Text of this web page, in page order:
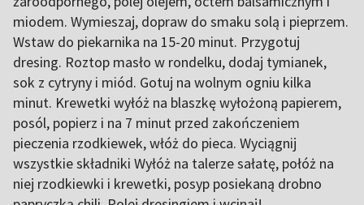
miodem. Wymieszaj, dopraw do smaku solą i pieprzem.
Wstaw do piekarnika na 15-20 minut. Przygotuj
dresing. Roztop masło w rondelku, dodaj tymianek,
sok z cytryny i miód. Gotuj na wolnym ogniu kilka
minut. Krewetki wyłóż na blaszkę wyłożoną papierem,
posól, popierz i na 7 minut przed zakończeniem
pieczenia rzodkiewek, włóż do pieca. Wyciągnij
wszystkie składniki Wyłóż na talerze sałatę, połóż na
niej rzodkiewki i krewetki, posyp posiekaną drobno